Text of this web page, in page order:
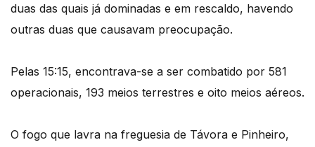
duas das quais já dominadas e em rescaldo, havendo
outras duas que causavam preocupação.
Pelas 15:15, encontrava-se a ser combatido por 581
operacionais, 193 meios terrestres e oito meios aéreos.
O fogo que lavra na freguesia de Távora e Pinheiro,